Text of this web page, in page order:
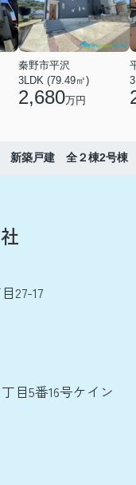
秦野市平沢
3LDK (79.49㎡)
2,680万円
新築戸建 全２棟2号棟
27-17
目5番16号ケイン